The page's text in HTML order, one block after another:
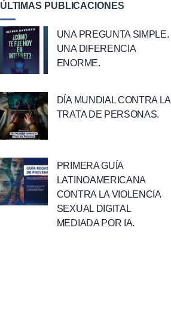
ÚLTIMAS PUBLICACIONES
UNA PREGUNTA SIMPLE.
UNA DIFERENCIA
ENORME.
DÍA MUNDIAL CONTRA LA
TRATA DE PERSONAS.
PRIMERA GUÍA
LATINOAMERICANA
CONTRA LA VIOLENCIA
SEXUAL DIGITAL
MEDIADA POR IA.